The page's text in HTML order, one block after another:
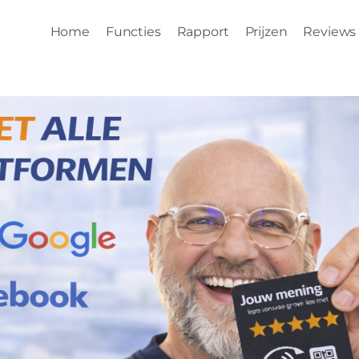
Home Functies Rapport Prijzen Reviews